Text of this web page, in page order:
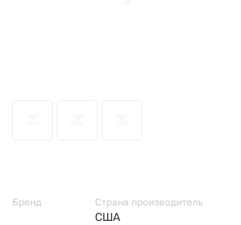
Бренд Страна производитель
США